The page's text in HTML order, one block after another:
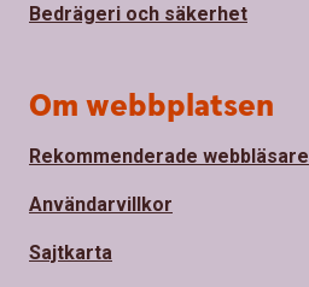
Bedrägeri och säkerhet
Om webbplatsen
Rekommenderade webbläsare
Användarvillkor
Sajtkarta